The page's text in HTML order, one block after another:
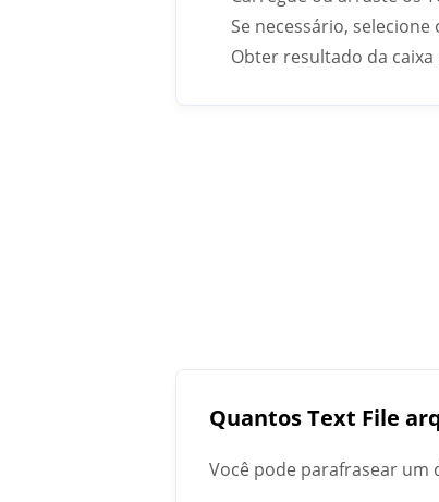
Se necessário,
Obter resultado da caixa
Quantos Text File
Você pode parafrasear um